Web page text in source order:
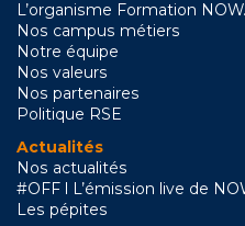
L’organisme Formation
Nos campus métiers
Notre équipe
Nos valeurs
Nos partenaires
Politique RSE
Actualités
Nos actualités
#OFF l L’émission live de
Les pépites